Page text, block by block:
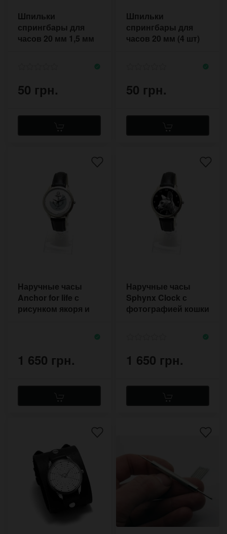
Шпильки
спрингбары для
часов 20 мм 1,5 мм
50 грн.
Шпильки
спрингбары для
часов 20 мм (4 шт)
50 грн.
Наручные часы
Anchor for life с
рисунком якоря и
1 650 грн.
Наручные часы
Sphynx Clock с
фотографией кошки
1 650 грн.